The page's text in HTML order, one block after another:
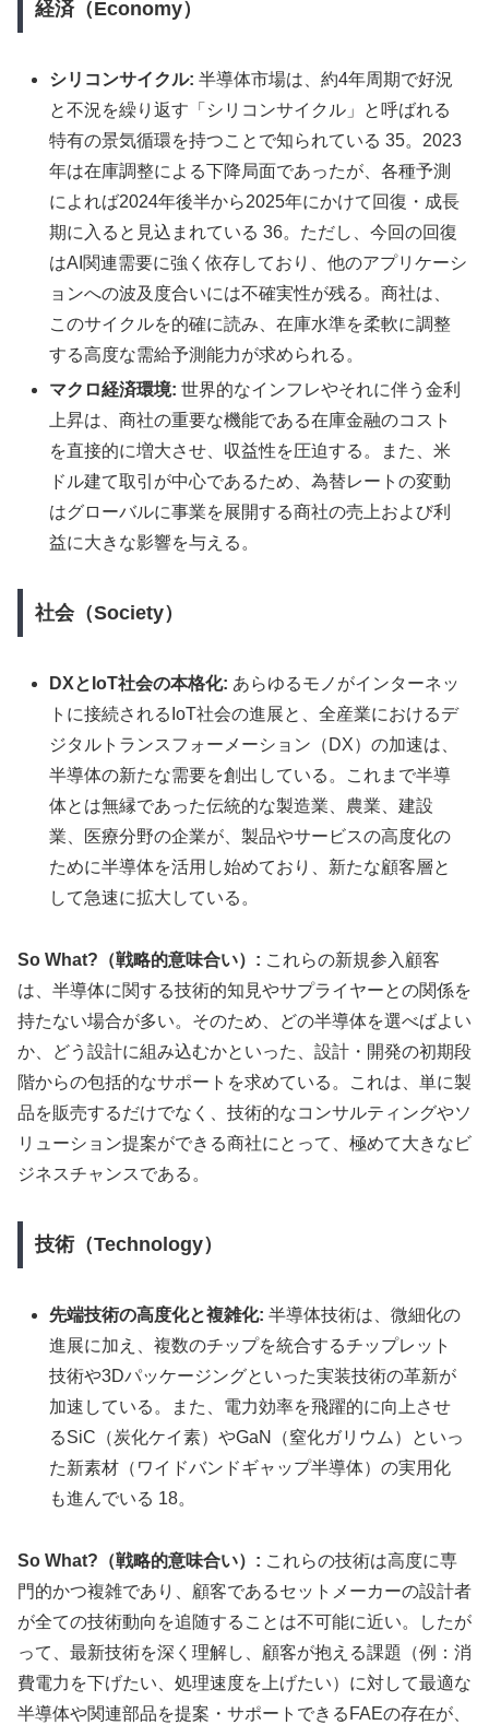
経済（Economy）
シリコンサイクル: 半導体市場は、約4年周期で好況
と不況を繰り返す「シリコンサイクル」と呼ばれる
特有の景気循環を持つことで知られている 35。2023
年は在庫調整による下降局面であったが、各種予測
によれば2024年後半から2025年にかけて回復・成長
期に入ると見込まれている 36。ただし、今回の回復
はAI関連需要に強く依存しており、他のアプリケーシ
ョンへの波及度合いには不確実性が残る。商社は、
このサイクルを的確に読み、在庫水準を柔軟に調整
する高度な需給予測能力が求められる。
マクロ経済環境: 世界的なインフレやそれに伴う金利
上昇は、商社の重要な機能である在庫金融のコスト
を直接的に増大させ、収益性を圧迫する。また、米
ドル建て取引が中心であるため、為替レートの変動
はグローバルに事業を展開する商社の売上および利
益に大きな影響を与える。
社会（Society）
DXとIoT社会の本格化: あらゆるモノがインターネッ
トに接続されるIoT社会の進展と、全産業におけるデ
ジタルトランスフォーメーション（DX）の加速は、
半導体の新たな需要を創出している。これまで半導
体とは無縁であった伝統的な製造業、農業、建設
業、医療分野の企業が、製品やサービスの高度化の
ために半導体を活用し始めており、新たな顧客層と
して急速に拡大している。
So What?（戦略的意味合い）: これらの新規参入顧客
は、半導体に関する技術的知見やサプライヤーとの関係を
持たない場合が多い。そのため、どの半導体を選べばよい
か、どう設計に組み込むかといった、設計・開発の初期段
階からの包括的なサポートを求めている。これは、単に製
品を販売するだけでなく、技術的なコンサルティングやソ
リューション提案ができる商社にとって、極めて大きなビ
ジネスチャンスである。
技術（Technology）
先端技術の高度化と複雑化: 半導体技術は、微細化の
進展に加え、複数のチップを統合するチップレット
技術や3Dパッケージングといった実装技術の革新が
加速している。また、電力効率を飛躍的に向上させ
るSiC（炭化ケイ素）やGaN（窒化ガリウム）といっ
た新素材（ワイドバンドギャップ半導体）の実用化
も進んでいる 18。
So What?（戦略的意味合い）: これらの技術は高度に専
門的かつ複雑であり、顧客であるセットメーカーの設計者
が全ての技術動向を追随することは不可能に近い。したが
って、最新技術を深く理解し、顧客が抱える課題（例：消
費電力を下げたい、処理速度を上げたい）に対して最適な
半導体や関連部品を提案・サポートできるFAEの存在が、